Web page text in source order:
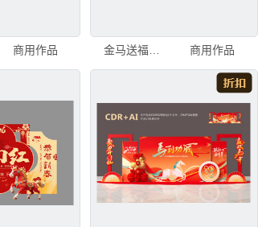
商用作品 金马送福开门红运 商用作品